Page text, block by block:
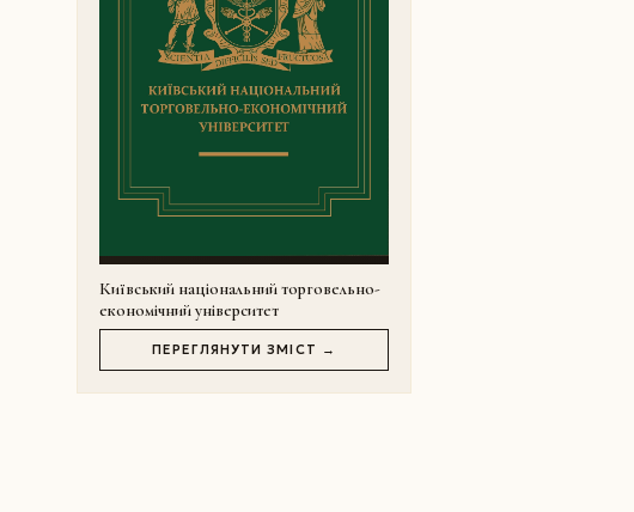
Київський національний торговельно-
економічний університет
ПЕРЕГЛЯНУТИ ЗМІСТ →